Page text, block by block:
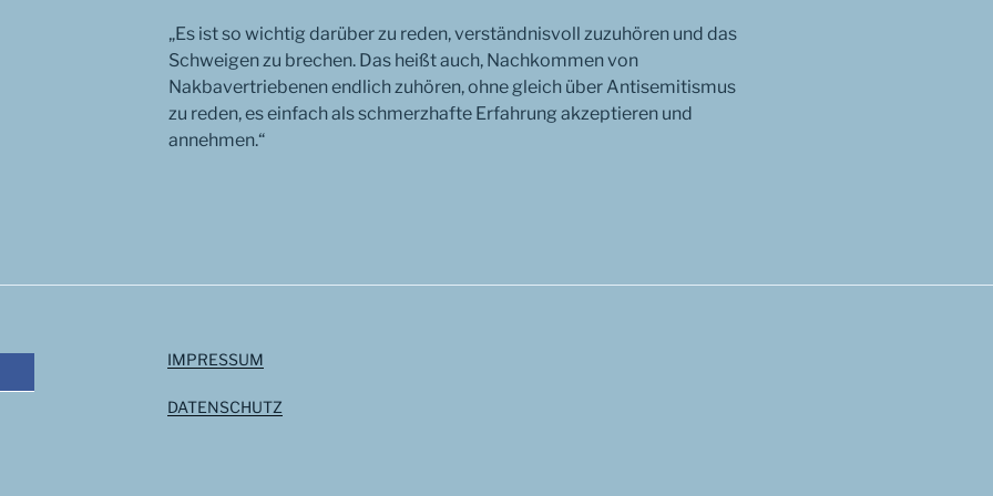
„Es ist so wichtig darüber zu reden, verständnisvoll zuzuhören und das
Schweigen zu brechen. Das heißt auch, Nachkommen von
Nakbavertriebenen endlich zuhören, ohne gleich über Antisemitismus
zu reden, es einfach als schmerzhafte Erfahrung akzeptieren und
annehmen.“
IMPRESSUM
DATENSCHUTZ